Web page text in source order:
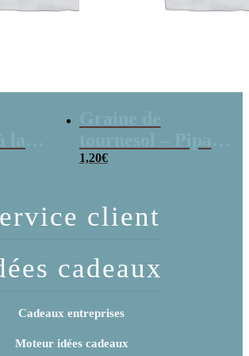
x 3
1,20€
client
cadeaux
Cadeaux entreprises
Moteur idées cadeaux